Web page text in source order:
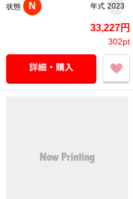
状態 N 年式 2023
33,227円
302pt